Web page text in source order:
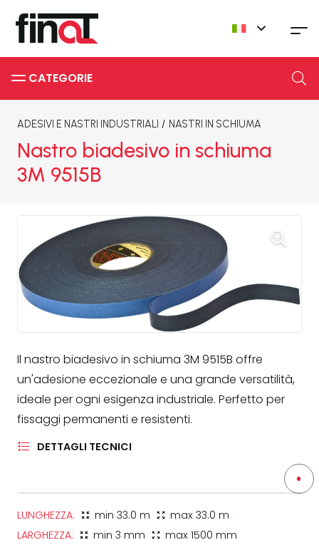
CATEGORIE
ADESIVI E NASTRI INDUSTRIALI / NASTRI IN SCHIUMA
Nastro biadesivo in schiuma
3M 9515B
Il nastro biadesivo in schiuma 3M 9515B offre
un'adesione eccezionale e una grande versatilità,
ideale per ogni esigenza industriale. Perfetto per
fissaggi permanenti e resistenti.
DETTAGLI TECNICI
LUNGHEZZA: zoom_in_map min 33.0 m zoom_out_map max 33.0 m
LARGHEZZA:
zoom_in_map min 3 mm zoom_out_map max 1500 mm